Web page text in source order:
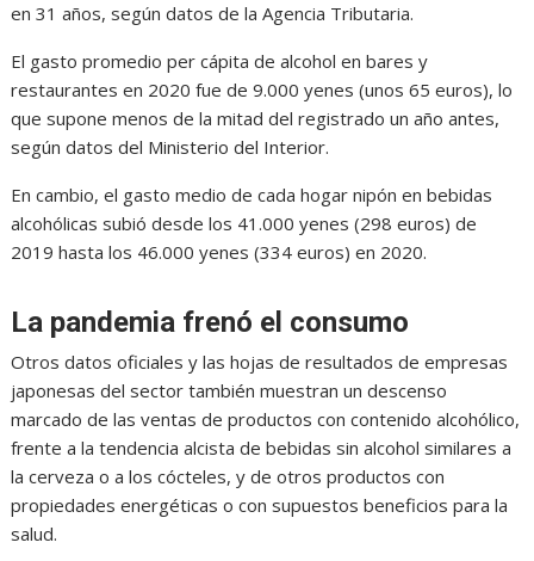
en 31 años, según datos de la Agencia Tributaria.
El gasto promedio per cápita de alcohol en bares y
restaurantes en 2020 fue de 9.000 yenes (unos 65 euros), lo
que supone menos de la mitad del registrado un año antes,
según datos del Ministerio del Interior.
En cambio, el gasto medio de cada hogar nipón en bebidas
alcohólicas subió desde los 41.000 yenes (298 euros) de
2019 hasta los 46.000 yenes (334 euros) en 2020.
La pandemia frenó el consumo
Otros datos oficiales y las hojas de resultados de empresas
japonesas del sector también muestran un descenso
marcado de las ventas de productos con contenido alcohólico,
frente a la tendencia alcista de bebidas sin alcohol similares a
la cerveza o a los cócteles, y de otros productos con
propiedades energéticas o con supuestos beneficios para la
salud.